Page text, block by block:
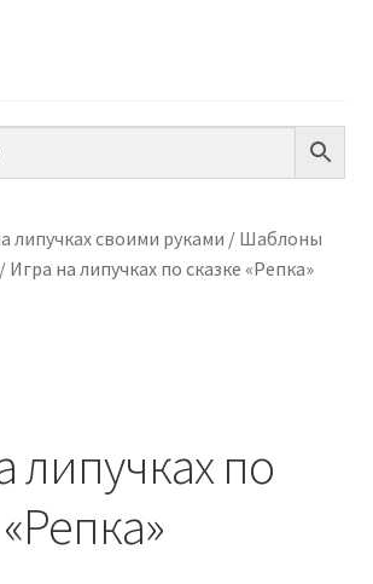
липучках своими руками / Шаблоны
Игра на липучках по сказке «Репка»
липучках по